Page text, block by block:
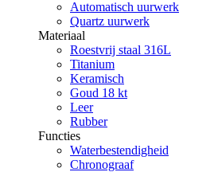
Automatisch uurwerk
Quartz uurwerk
Materiaal
Roestvrij staal 316L
Titanium
Keramisch
Goud 18 kt
Leer
Rubber
Functies
Waterbestendigheid
Chronograaf